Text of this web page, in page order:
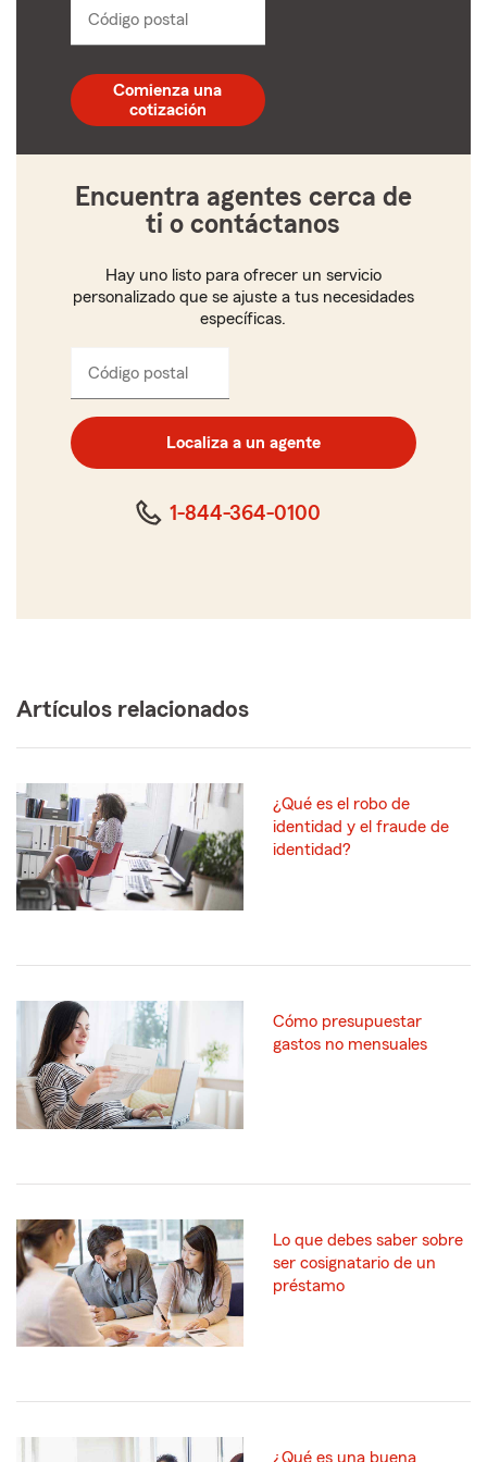
Código postal
postal
de
5
Comienza una
cotización
Encuentra agentes cerca de
ti o contáctanos
Hay uno listo para ofrecer un servicio
personalizado que se ajuste a tus necesidades
específicas.
Código postal
de
cinco
Localiza a un agente
1-844-364-0100
Artículos relacionados
¿Qué es el robo de
identidad y el fraude de
identidad?
Cómo presupuestar
gastos no mensuales
Lo que debes saber sobre
ser cosignatario de un
préstamo
¿Qué es una buena